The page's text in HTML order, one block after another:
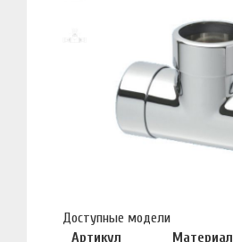
Доступные модели
Артикул
Материал